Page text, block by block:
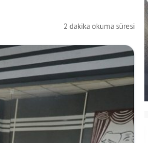
2 dakika okuma süresi